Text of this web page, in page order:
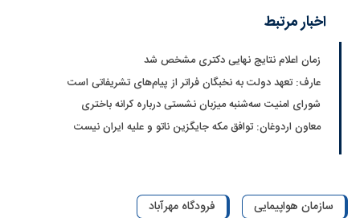
اخبار مرتبط
زمان اعلام نتایج نهایی دکتری مشخص شد
عارف: تعهد دولت به نخبگان فراتر از پیام‎‌های تشریفاتی است
شورای امنیت سه‌شنبه میزبان نشستی درباره کرانه باختری
معاون اردوغان: توافق مکه جایگزین ناتو و علیه ایران نیست
سازمان هواپیمایی فرودگاه مهرآباد